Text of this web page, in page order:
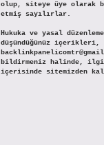
olup, siteye üye olarak
etmiş sayılırlar.
Hukuka ve yasal
düşündüğünüz içerikleri,
bildirmeniz halinde,
içerisinde sitemizden